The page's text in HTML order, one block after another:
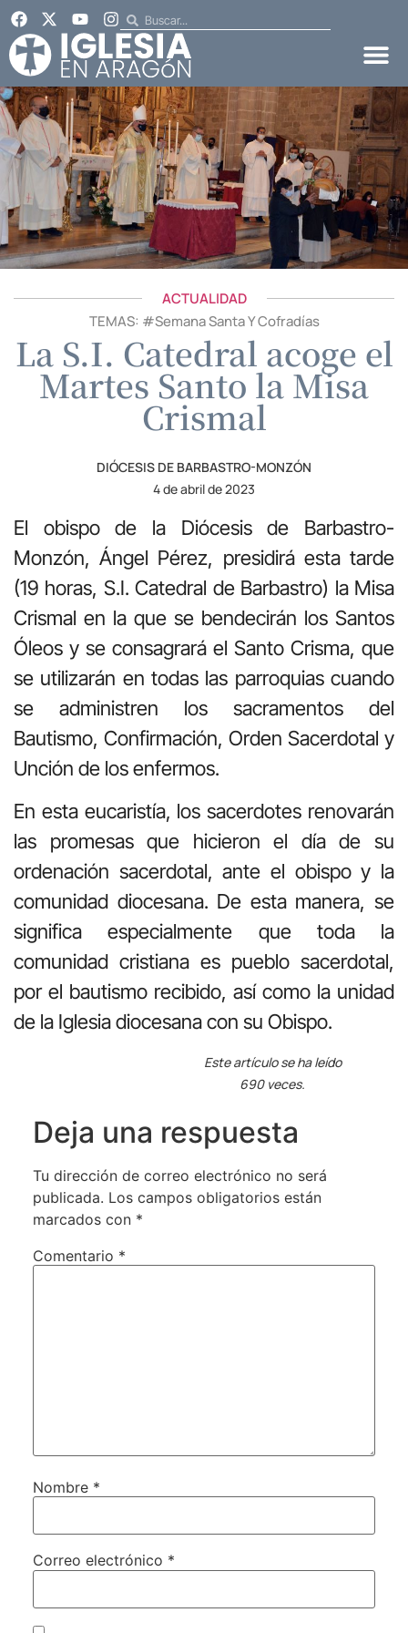
ACTUALIDAD
TEMAS: #Semana Santa Y Cofradías
La S.I. Catedral acoge el
Martes Santo la Misa
Crismal
DIÓCESIS DE BARBASTRO-MONZÓN
4 de abril de 2023
El obispo de la Diócesis de Barbastro-
Monzón, Ángel Pérez, presidirá esta tarde
(19 horas, S.I. Catedral de Barbastro) la Misa
Crismal en la que se bendecirán los Santos
Óleos y se consagrará el Santo Crisma, que
se utilizarán en todas las parroquias cuando
se administren los sacramentos del
Bautismo, Confirmación, Orden Sacerdotal y
Unción de los enfermos.
En esta eucaristía, los sacerdotes renovarán
las promesas que hicieron el día de su
ordenación sacerdotal, ante el obispo y la
comunidad diocesana. De esta manera, se
significa especialmente que toda la
comunidad cristiana es pueblo sacerdotal,
por el bautismo recibido, así como la unidad
de la Iglesia diocesana con su Obispo.
Este artículo se ha leído
690 veces.
Deja una respuesta
Tu dirección de correo electrónico no será
publicada. Los campos obligatorios están
marcados con *
Comentario *
Nombre *
Correo electrónico *